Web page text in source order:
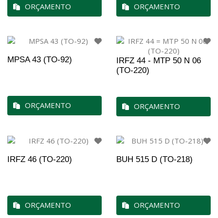
ORÇAMENTO ORÇAMENTO
MPSA 43 (TO-92)
ORÇAMENTO
IRFZ 44 - MTP 50 N 06
(TO-220)
ORÇAMENTO
IRFZ 46 (TO-220)
ORÇAMENTO
BUH 515 D (TO-218)
ORÇAMENTO